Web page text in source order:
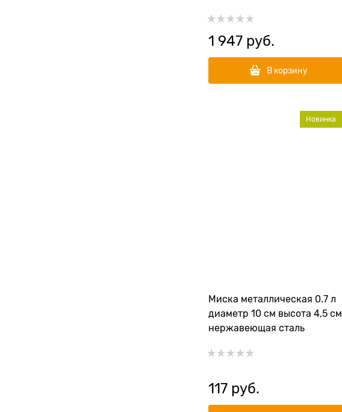
1 947 руб.
В корзину
Миска металлическая 0.7 л
диаметр 10 см высота 4,5 см
нержавеющая сталь
Новинка
117 руб.